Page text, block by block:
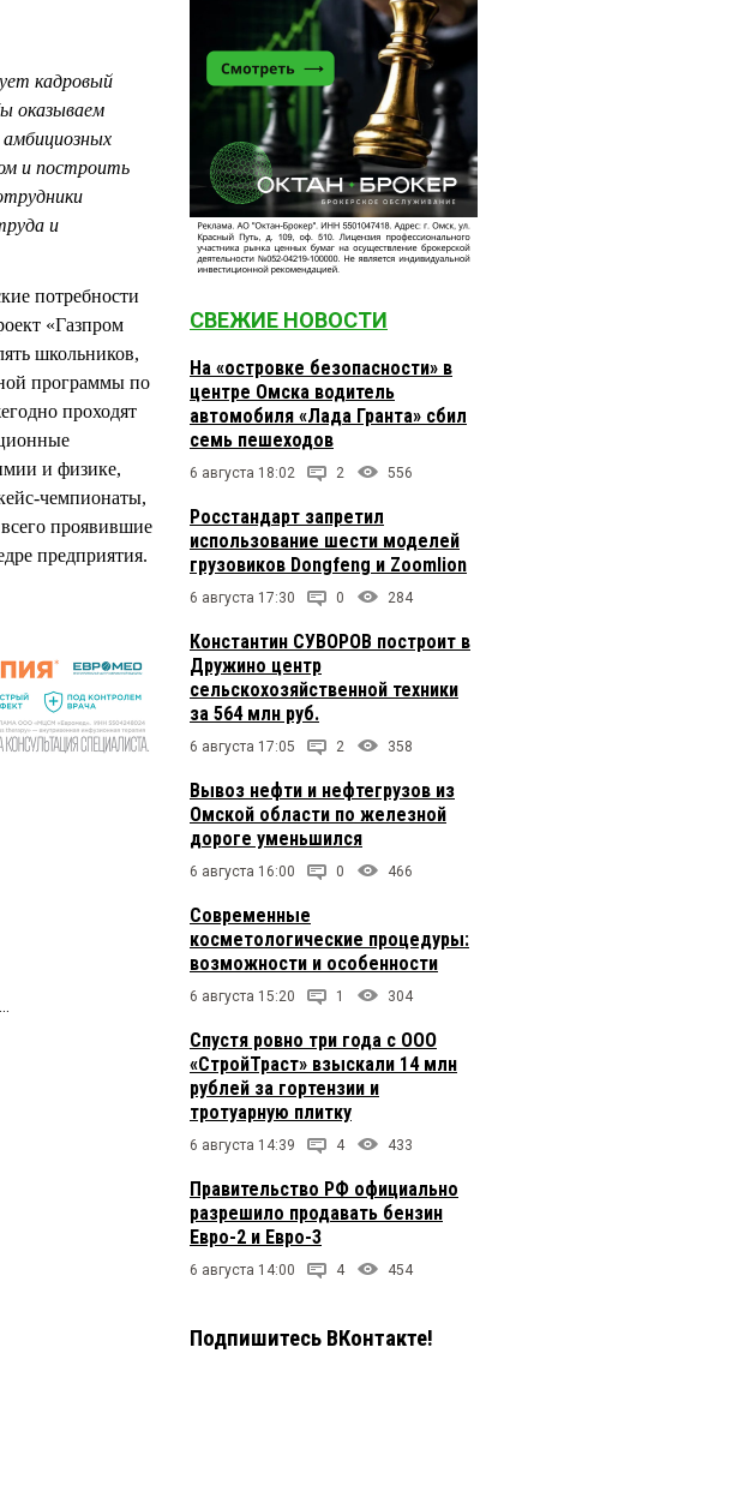
кадровый
оказываем
и построить
и
потребности
«Газпром
школьников,
программы по
проходят
и физике,
чемпионаты,
проявившие
предприятия.
СВЕЖИЕ НОВОСТИ
На «островке безопасности» в
центре Омска водитель
автомобиля «Лада Гранта» сбил
семь пешеходов
6 августа 18:02 2 556
Росстандарт запретил
использование шести моделей
грузовиков Dongfeng и Zoomlion
6 августа 17:30 0 284
Константин СУВОРОВ построит в
Дружино центр
сельскохозяйственной техники
за 564 млн руб.
6 августа 17:05 2 358
Вывоз нефти и нефтегрузов из
Омской области по железной
дороге уменьшился
6 августа 16:00 0 466
Современные
косметологические процедуры:
возможности и особенности
6 августа 15:20 1 304
Спустя ровно три года с ООО
«СтройТраст» взыскали 14 млн
рублей за гортензии и
тротуарную плитку
6 августа 14:39 4 433
Правительство РФ официально
разрешило продавать бензин
Евро-2 и Евро-3
6 августа 14:00 4 454
Подпишитесь ВКонтакте!